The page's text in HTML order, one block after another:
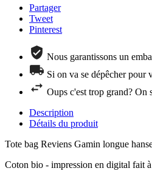
Partager
Tweet
Pinterest
Nous garantissons un
Si on va se dépêcher pour
Oups c'est trop grand? On
Description
Détails du produit
Tote bag Reviens Gamin longue
Coton bio - impression en digital fait